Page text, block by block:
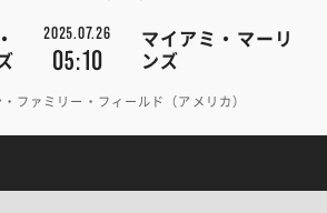
2025.07.26
05:10
マイアミ・マーリ
ンズ
ファミリー・フィールド（アメリカ）